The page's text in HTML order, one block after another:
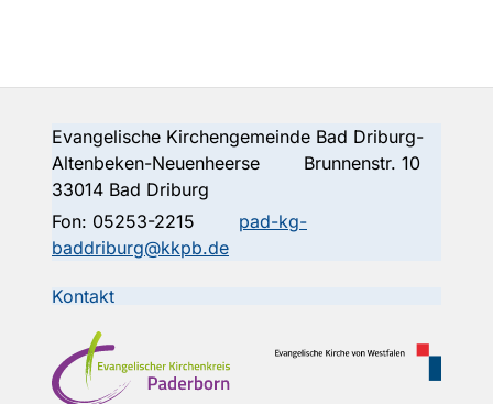
Evangelische Kirchengemeinde Bad Driburg-
Altenbeken-Neuenheerse Brunnenstr. 10
33014 Bad Driburg
Fon: 05253-2215
pad-kg-
baddriburg@kkpb.de
Kontakt